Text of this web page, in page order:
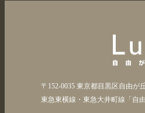
〒152-0035 東京都目黒区自由が
東急東横線・東急大井町線「自